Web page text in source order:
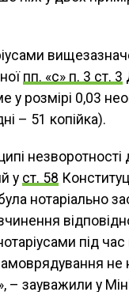
пп. «с» п. 3 ст. 3
розмірі 0,03
– 51 копійка).
незворотності
у ст. 58
нотаріально
під
зауважили у